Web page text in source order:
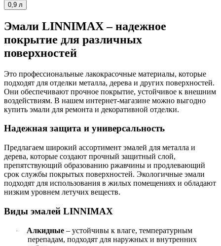
0,9 л
Эмали LINNIMAX – надежное
покрытие для различных
поверхностей
Это профессиональные лакокрасочные материалы, которые
подходят для отделки металла, дерева и других поверхностей.
Они обеспечивают прочное покрытие, устойчивое к внешним
воздействиям. В нашем интернет-магазине можно выгодно
купить эмали для ремонта и декоративной отделки.
Надежная защита и универсальность
Предлагаем широкий ассортимент эмалей для металла и
дерева, которые создают прочный защитный слой,
препятствующий образованию ржавчины и продлевающий
срок службы покрытых поверхностей. Экологичные эмали
подходят для использования в жилых помещениях и обладают
низким уровнем летучих веществ.
Виды эмалей LINNIMAX
· Алкидные – устойчивы к влаге, температурным
перепадам, подходят для наружных и внутренних